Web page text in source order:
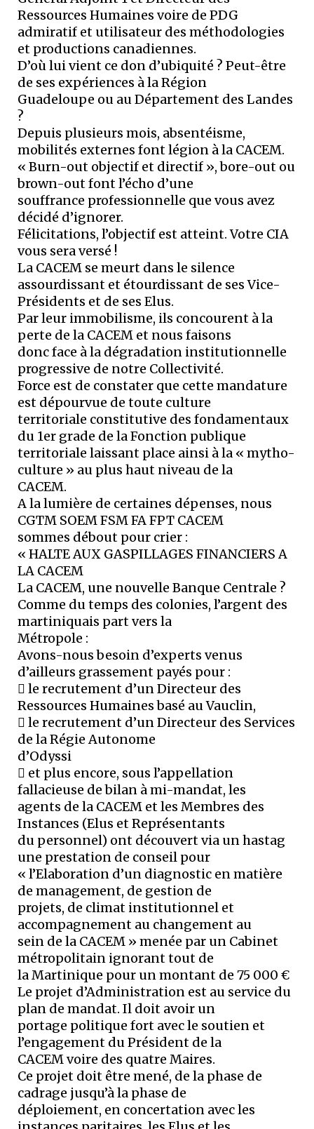
Ressources Humaines voire de PDG
admiratif et utilisateur des méthodologies
et productions canadiennes.
D’où lui vient ce don d’ubiquité ? Peut-être
de ses expériences à la Région
Guadeloupe ou au Département des Landes
?
Depuis plusieurs mois, absentéisme,
mobilités externes font légion à la CACEM.
« Burn-out objectif et directif », bore-out ou
brown-out font l’écho d’une
souffrance professionnelle que vous avez
décidé d’ignorer.
Félicitations, l’objectif est atteint. Votre CIA
vous sera versé !
La CACEM se meurt dans le silence
assourdissant et étourdissant de ses Vice-
Présidents et de ses Elus.
Par leur immobilisme, ils concourent à la
perte de la CACEM et nous faisons
donc face à la dégradation institutionnelle
progressive de notre Collectivité.
Force est de constater que cette mandature
est dépourvue de toute culture
territoriale constitutive des fondamentaux
du 1er grade de la Fonction publique
territoriale laissant place ainsi à la « mytho-
culture » au plus haut niveau de la
CACEM.
A la lumière de certaines dépenses, nous
CGTM SOEM FSM FA FPT CACEM
sommes débout pour crier :
« HALTE AUX GASPILLAGES FINANCIERS A
LA CACEM
La CACEM, une nouvelle Banque Centrale ?
Comme du temps des colonies, l’argent des
martiniquais part vers la
Métropole :
Avons-nous besoin d’experts venus
d’ailleurs grassement payés pour :
 le recrutement d’un Directeur des
Ressources Humaines basé au Vauclin,
 le recrutement d’un Directeur des Services
de la Régie Autonome
d’Odyssi
 et plus encore, sous l’appellation
fallacieuse de bilan à mi-mandat, les
agents de la CACEM et les Membres des
Instances (Elus et Représentants
du personnel) ont découvert via un hastag
une prestation de conseil pour
« l’Elaboration d’un diagnostic en matière
de management, de gestion de
projets, de climat institutionnel et
accompagnement au changement au
sein de la CACEM » menée par un Cabinet
métropolitain ignorant tout de
la Martinique pour un montant de 75 000 €
Le projet d’Administration est au service du
plan de mandat. Il doit avoir un
portage politique fort avec le soutien et
l’engagement du Président de la
CACEM voire des quatre Maires.
Ce projet doit être mené, de la phase de
cadrage jusqu’à la phase de
déploiement, en concertation avec les